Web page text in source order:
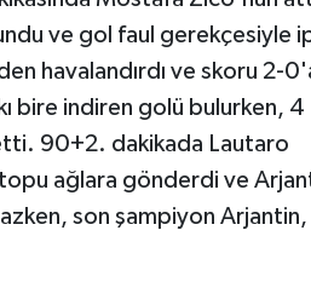
ve gol faul gerekçesiyle
havalandırdı ve skoru 2-
bire indiren golü bulurken, 4
90+2. dakikada Lautaro
ağlara gönderdi ve
son şampiyon Arjantin,